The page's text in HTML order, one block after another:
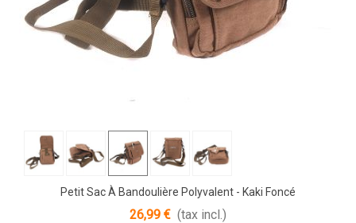
Petit Sac À Bandoulière Polyvalent - Kaki Foncé
26,99 € (tax incl.)